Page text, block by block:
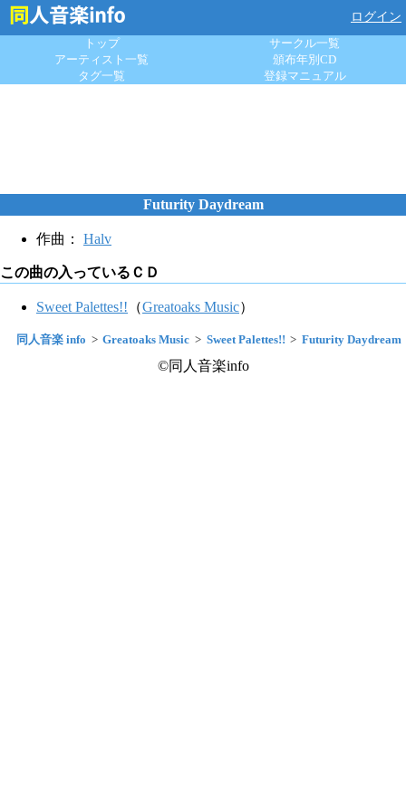
ログイン
トップ
サークル一覧
アーティスト一覧
頒布年別CD
タグ一覧
登録マニュアル
Futurity Daydream
作曲： Halv
この曲の入っているＣＤ
Sweet Palettes!! （Greatoaks Music）
同人音楽 info Greatoaks Music Sweet Palettes!! Futurity Daydream
©同人音楽info